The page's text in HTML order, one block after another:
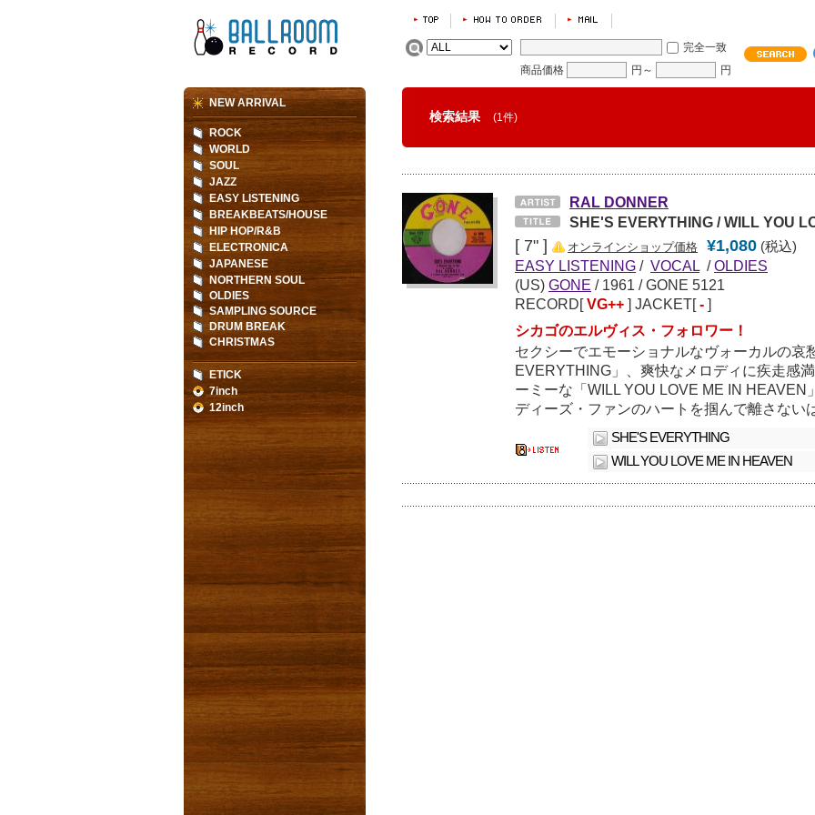
完全一致
商品価格
円～ 円
検索結果 (1件)
RAL DONNER
SHE'S EVERYTHING / WILL YOU
[ 7" ] オンラインショップ価格 ¥1,080 (税込)
EASY LISTENING / VOCAL / OLDIES
(US) GONE /1961 / GONE 5121
RECORD[VG++ ] JACKET[- ]
シカゴのエルヴィス・フォロワー！
セクシーでエモーショナルなヴォーカルの哀
EVERYTHING」、爽快なメロディに疾走感
ーミーな「WILL YOU LOVE ME IN HEAVEN
ディーズ・ファンのハートを掴んで離さない
SHE'S EVERYTHING
WILL YOU LOVE ME IN HEAVEN
NEW ARRIVAL
ROCK
WORLD
SOUL
JAZZ
EASY LISTENING
BREAKBEATS/HOUSE
HIP HOP/R&B
ELECTRONICA
JAPANESE
NORTHERN SOUL
OLDIES
SAMPLING SOURCE
DRUM BREAK
CHRISTMAS
ETICK
7inch
12inch